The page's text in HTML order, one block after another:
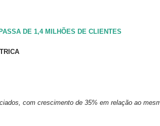
DE 1,4 MILHÕES DE CLIENTES
com crescimento de 35% em relação ao